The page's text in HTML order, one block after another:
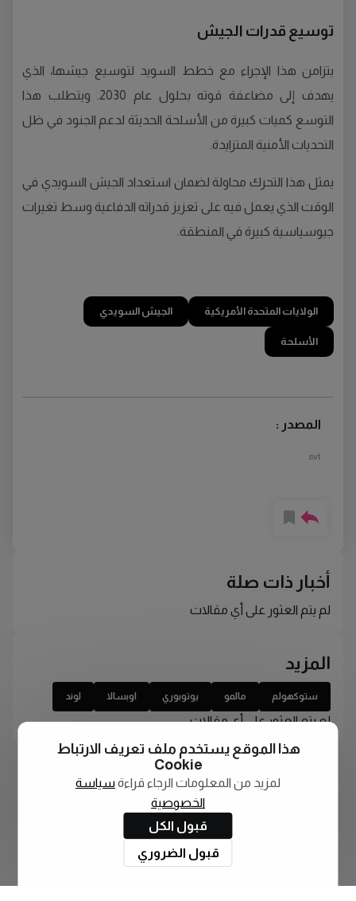
توسيع قدرات الجيش
يتزامن هذا الإجراء مع خطط السويد لتوسيع جيشها، الذي
يهدف إلى مضاعفة قوته بحلول عام 2030. ويتطلب هذا
التوسع كميات كبيرة من الأسلحة الحديثة لدعم الجنود في ظل
التحديات الأمنية المتزايدة.
يمثل هذا التحرك محاولة لضمان استعداد الجيش السويدي في
الوقت الذي يعمل فيه على تعزيز قدراته الدفاعية وسط تغيرات
جيوسياسية كبيرة في المنطقة.
الولايات المتحدة الأمريكية الجيش السويدي
الأسلحة
المصدر :
svt
أخبار ذات صلة
لم يتم العثور على أي مقالات
المزيد
ستوكهولم مالمو يوتوبوري اوبسالا لوند
لم يتم العثور على أي مقالات
هذا الموقع يستخدم ملف تعريف الارتباط
Cookie
لمزيد من المعلومات الرجاء قراءة سياسة
الخصوصية
قبول الكل
قبول الضروري